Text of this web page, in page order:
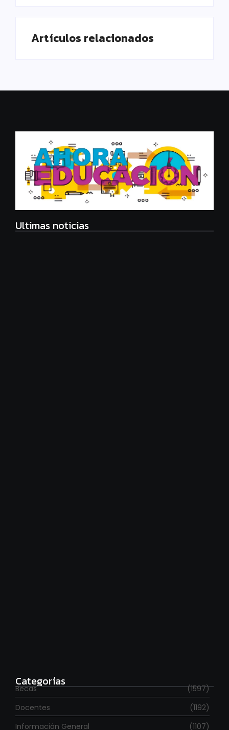
Artículos relacionados
Ultimas noticias
Categorías
Becas
(1597)
Docentes
(1192)
Información General
(1107)